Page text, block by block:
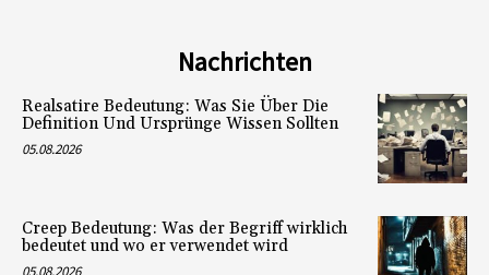
Nachrichten
Realsatire Bedeutung: Was Sie Über Die
Definition Und Ursprünge Wissen Sollten
05.08.2026
Creep Bedeutung: Was der Begriff wirklich
bedeutet und wo er verwendet wird
05.08.2026